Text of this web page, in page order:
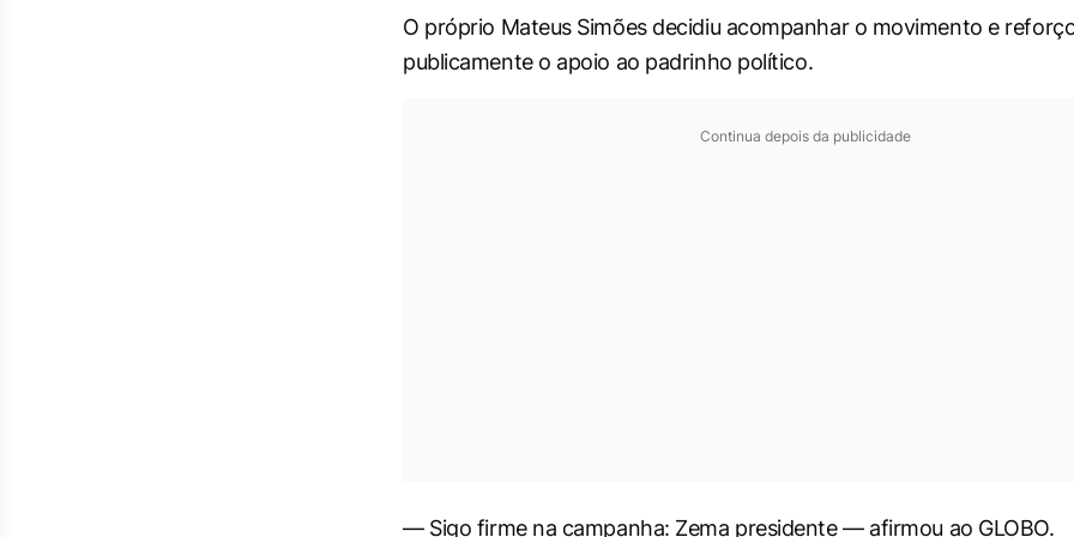
O próprio Mateus Simões decidiu acompanhar o movimento e
publicamente o apoio ao padrinho político.
Continua depois da publicidade
— Sigo firme na campanha: Zema presidente — afirmou ao GLOBO.